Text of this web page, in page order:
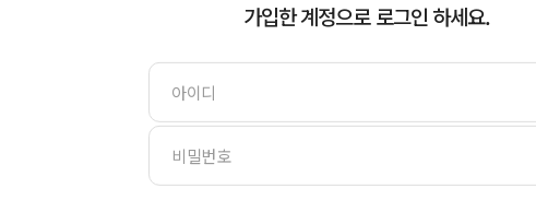
가입한 계정으로 로그인 하세요.